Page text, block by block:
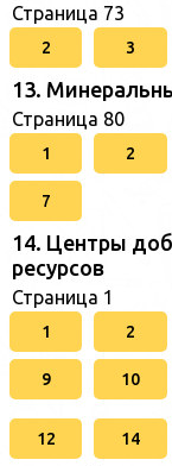
Страница 73
2 3
13.
Страница 80
1 2
7
14. Центры
ресурсов
Страница 1
1 2
9 10
12 14